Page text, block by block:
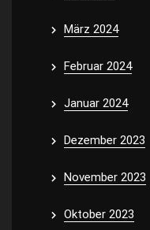
März 2024
Februar 2024
Januar 2024
Dezember 2023
November 2023
Oktober 2023